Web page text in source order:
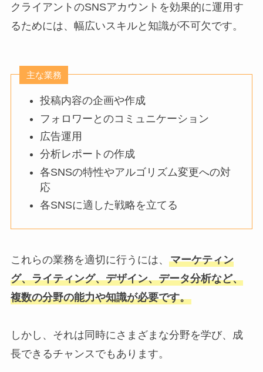
クライアントのSNSアカウントを効果的に運用す
るためには、幅広いスキルと知識が不可欠です。
主な業務
投稿内容の企画や作成
フォロワーとのコミュニケーション
広告運用
分析レポートの作成
各SNSの特性やアルゴリズム変更への対
応
各SNSに適した戦略を立てる
これらの業務を適切に行うには、 マーケティン
グ、ライティング、デザイン、データ分析など、
複数の分野の能力や知識が必要です。
しかし、それは同時にさまざまな分野を学び、成
長できるチャンスでもあります。